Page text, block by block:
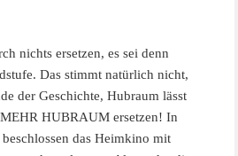
nichts ersetzen, es sei denn
Das stimmt natürlich nicht,
der Geschichte, Hubraum lässt
HUBRAUM ersetzen! In
das Heimkino mit